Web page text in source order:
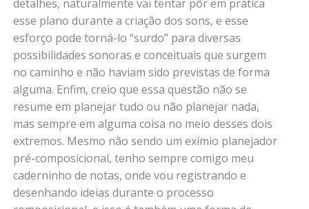
detalhes, naturalmente vai tentar pôr em prática
esse plano durante a criação dos sons, e esse
esforço pode torná-lo “surdo” para diversas
possibilidades sonoras e conceituais que surgem
no caminho e não haviam sido previstas de forma
alguma. Enfim, creio que essa questão não se
resume em planejar tudo ou não planejar nada,
mas sempre em alguma coisa no meio desses dois
extremos. Mesmo não sendo um exímio planejador
pré-composicional, tenho sempre comigo meu
caderninho de notas, onde vou registrando e
desenhando ideias durante o processo